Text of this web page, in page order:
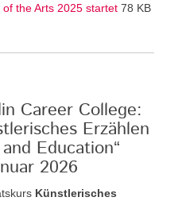
the Arts 2025 startet 78 KB
Career College:
Erzählen
Education“
2026
Künstlerisches